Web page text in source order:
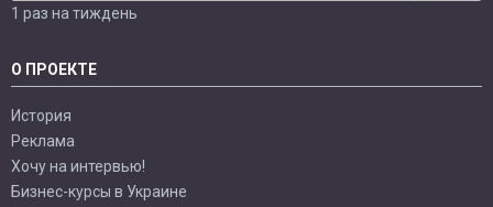
1 раз на тиждень
О ПРОЕКТЕ
История
Реклама
Хочу на интервью!
Бизнес-курсы в Украине